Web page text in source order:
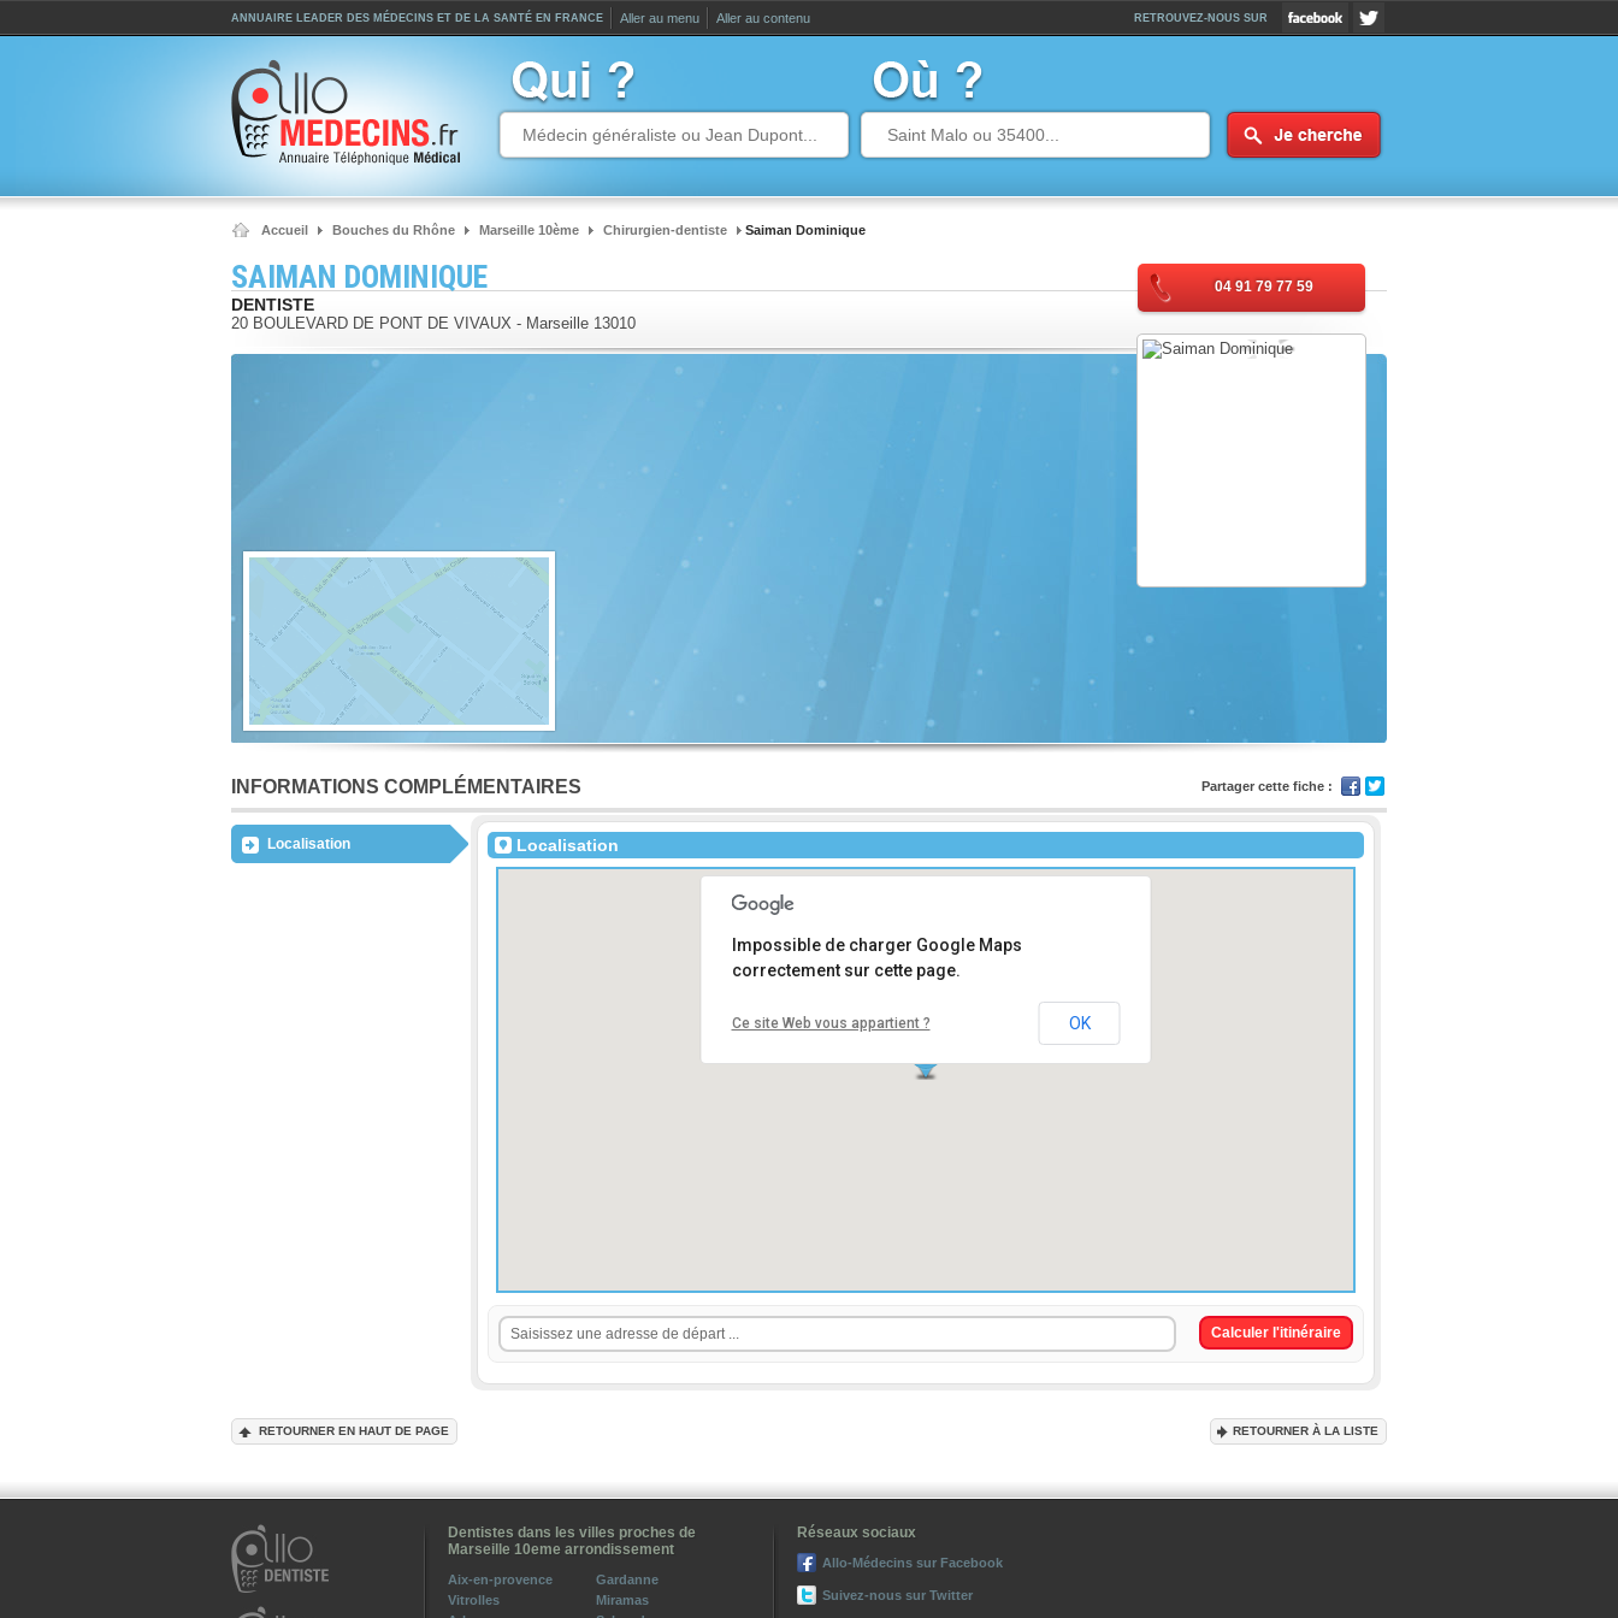
ANNUAIRE LEADER DES MÉDECINS ET DE LA SANTÉ EN FRANCE Aller au menu Aller au contenu RETROUVEZ-NOUS SUR
Accueil Bouches du Rhône Marseille 10ème Chirurgien-dentiste Saiman Dominique
SAIMAN DOMINIQUE
DENTISTE
20 BOULEVARD DE PONT DE VIVAUX - Marseille 13010
04 91 79 77 59
INFORMATIONS COMPLÉMENTAIRES Partager cette fiche :
Localisation Localisation
Impossible de charger Google Maps
correctement sur cette page.
Ce site Web vous appartient ? OK
RETOURNER EN HAUT DE PAGE RETOURNER À LA LISTE
Dentistes dans les villes proches de
Marseille 10eme arrondissement
Aix-en-provence
Gardanne
Vitrolles
Miramas
Réseaux sociaux
Allo-Médecins sur Facebook
Suivez-nous sur Twitter